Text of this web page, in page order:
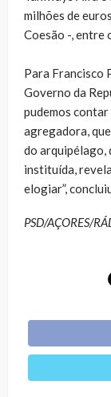
milhões de
Coesão -, entre
Para Francisco
Governo da
pudemos
agregadora,
do arquipélago,
instituída,
elogiar”,
PSD/AÇORES/